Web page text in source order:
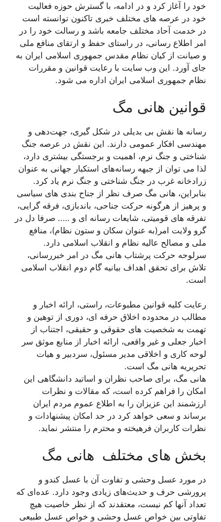
خود را آغاز کرد و در ادامه، با گسترش حوزه فعالیت
خود در عرصه های مختلف خبری تاکنون توانسته است
در خدمت آحاد مختلف جامعه باشد و رسالت خود را در
امر اطلاع رسانی، در راستای حفظ و ارتقای منافع ملی
و صیانت از کیان نظام مقدس جمهوری اسلامی ایران به
جای آورد. این وب سایت با رعایت قوانین و مقررات
نظام جمهوری اسلامی ایران اداره می شود.
قوانین هانی مگ
رسانه ها نقش بی بدیلی در شکل گیری، جهت‌دهی و
مهندسی افکار عمومی دارند. این نقش در عرصه جنگ
شناختی و جنگ نرم، اهمیت و برجستگی بیشتری دارد،
لذا می توان از جبهه رسانه‌های استکبار جهانی به عنوان
زرادخانه غرب در جنگ شناختی و جنگ نرم یاد کرد.
بنابراین، هانی مگ صرف نظر از جناح بندی های سیاسی
و پرهیز از هرگونه حرکت جناحی، باندبازی، فرقه گرایی،
تفرقه های قومیتی، شایعات رسانه ای و ….. صرفا دل در
گرو ولایت امر(به عنوان سکان و ستون نظام)، منافع
ملی و مصالح عالیه نظام و انقلاب اسلامی دارد.
سرلوحه حرکت پرشتاب هانی مگ در امر خبررسانی،
تلاش برای تحقق اهداف بیانیه گام دوم انقلاب اسلامی
است.
رعایت کلیه قوانین مطبوعات، راستی، ارائه اخبار و
مطالب در محدوده اخلاق حرفه ای، دوری از توهین و
تهمت به شخصیت های حقوقی و حقیقی، اجتناب از
اخبار جعلی و غیر واقعی، ارائه اخبار از منابع موثق سر
لوحه کاری و اخلاقی مدیر مسئول، سردبیر و هیات
تحریریه هانی مگ است.
هانی مگ، برای صاحب نظران و اساتید دانشگاهی این
امکان را فراهم کرده است، که مقالات و نظرات
ارزشمند این عزیزان را به اطلاع عموم مردم ایران
برساند و سعی خواهد کرد در حد امکان پیشنهادات و
نظرات کاربران فرهیخته و محترم را منتشر نماید.
بخش های مختلف هانی مگ
در مورد عسل وحشی و تفاوت آن با عسل کندو و
پرورشی حرف و حدیث‌های زیادی وجود دارد. عده‌ای که
تعداد آنها کم نیست، معتقدند که از نظر خاصیت هیچ
تفاوتی بین خواص عسل وحشی و خواص عسل طبیعی